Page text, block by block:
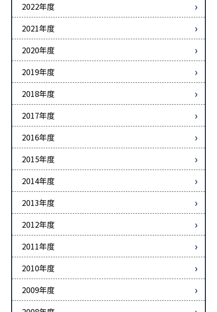
2022年度
2021年度
2020年度
2019年度
2018年度
2017年度
2016年度
2015年度
2014年度
2013年度
2012年度
2011年度
2010年度
2009年度